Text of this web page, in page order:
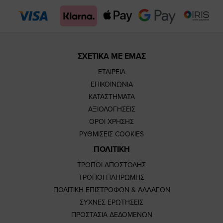
pagepage
ΣΧΕΤΙΚΑ ΜΕ ΕΜΑΣ
ΕΤΑΙΡΕΙΑ
ΕΠΙΚΟΙΝΩΝΙΑ
ΚΑΤΑΣΤΗΜΑΤΑ
ΑΞΙΟΛΟΓΗΣΕΙΣ
ΟΡΟΙ ΧΡΗΣΗΣ
ΡΥΘΜΙΣΕΙΣ COOKIES
ΠΟΛΙΤΙΚΗ
ΤΡΟΠΟΙ ΑΠΟΣΤΟΛΗΣ
ΤΡΟΠΟΙ ΠΛΗΡΩΜΗΣ
ΠΟΛΙΤΙΚΗ ΕΠΙΣΤΡΟΦΩΝ & ΑΛΛΑΓΩΝ
ΣΥΧΝΕΣ ΕΡΩΤΗΣΕΙΣ
ΠΡΟΣΤΑΣΙΑ ΔΕΔΟΜΕΝΩΝ